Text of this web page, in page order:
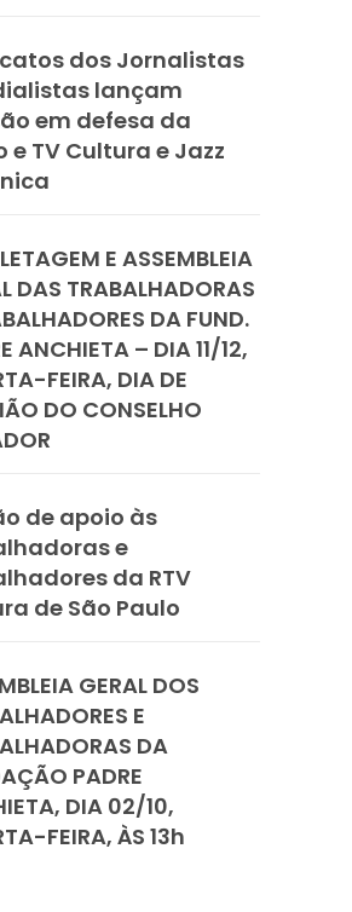
dos Jornalistas
lançam
em defesa da
e TV Cultura e Jazz
E ASSEMBLEIA
DAS TRABALHADORAS
DA FUND.
ANCHIETA – DIA 11/12,
FEIRA, DIA DE
DO CONSELHO
de apoio às
e
da RTV
de São Paulo
GERAL DOS
E
DA
PADRE
DIA 02/10,
FEIRA, ÀS 13h